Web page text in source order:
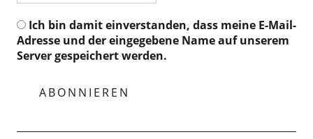
Ich bin damit einverstanden, dass meine E-Mail-
Adresse und der eingegebene Name auf unserem
Server gespeichert werden.